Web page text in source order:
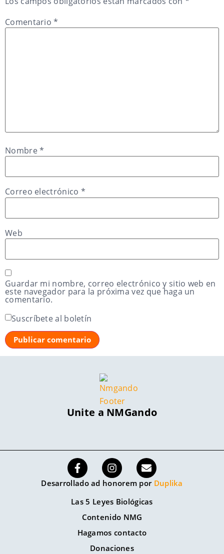
Comentario*
Nombre*
Correo electrónico *
Web
Guardar mi nombre, correo electrónico y sitio web en
este navegador para la próxima vez que haga un
comentario.
Suscríbete al boletín
Unite a NMGando
Las 5 Leyes Biológicas
Contenido NMG
Hagamos contacto
Donaciones
Desarrollado ad honorem por Duplika